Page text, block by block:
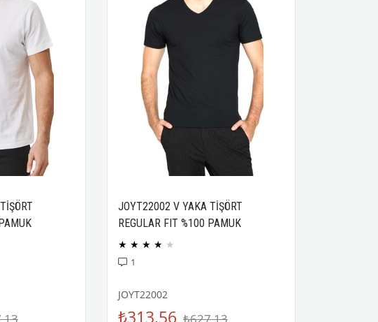
JOYT22002 V YAKA TİŞÖRT
REGULAR FIT %100 PAMUK
COMPACK PENYE
★ ★ ★ ★ ★
1
JOYT22002
₺313,56